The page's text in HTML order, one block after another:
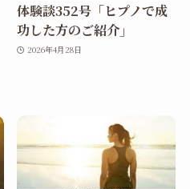
体験談352号「ヒプノで成
功した方のご紹介」
2026年4月28日